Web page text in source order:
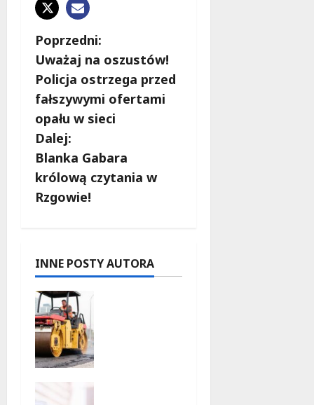
Z
o
b
a
c
z
i
s
y
Poprzedni:
Uważaj na oszustów!
Policja ostrzega przed
fałszywymi ofertami
opału w sieci
Dalej:
Blanka Gabara
królową czytania w
Rzgowie!
INNE POSTY AUTORA